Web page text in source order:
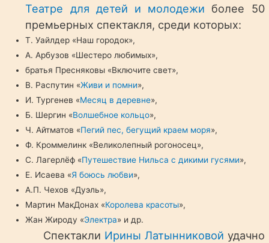
Театре для детей и молодежи более 50
премьерных спектакля, среди которых:
Т. Уайлдер «Наш городок»,
А. Арбузов «Шестеро любимых»,
братья Пресняковы «Включите свет»,
В. Распутин «Живи и помни»,
И. Тургенев «Месяц в деревне»,
Б. Шергин «Волшебное кольцо»,
Ч. Айтматов «Пегий пес, бегущий краем моря»,
Ф. Кроммелинк «Великолепный рогоносец»,
С. Лагерлёф «Путешествие Нильса с дикими гусями»,
Е. Исаева «Я боюсь любви»,
А.П. Чехов «Дуэль»,
Мартин МакДонах «Королева красоты»,
Жан Жироду «Электра» и др.
Спектакли Ирины Латынниковой удачно